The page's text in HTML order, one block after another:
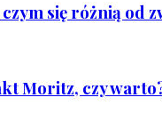
się różnią od
Moritz, czy